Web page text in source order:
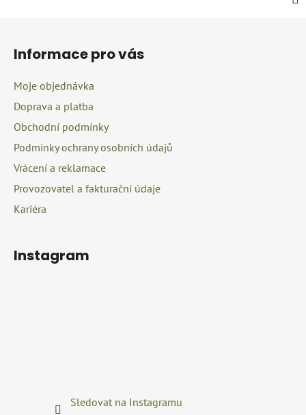
Informace pro vás
Moje objednávka
Doprava a platba
Obchodní podmínky
Podmínky ochrany osobních údajů
Vrácení a reklamace
Provozovatel a fakturační údaje
Kariéra
Instagram
Sledovat na Instagramu